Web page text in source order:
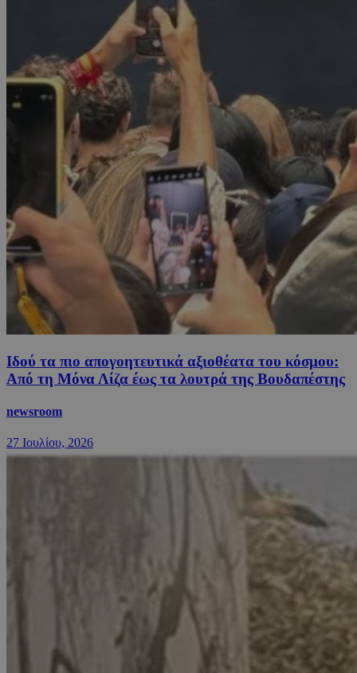
Ιδού τα πιο απογοητευτικά αξιοθέατα του κόσμου:
Από τη Μόνα Λίζα έως τα λουτρά της Βουδαπέστης
newsroom
27 Ιουλίου, 2026